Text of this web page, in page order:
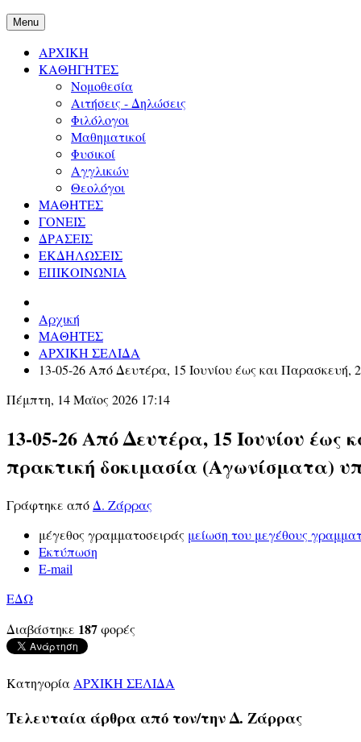
Menu
ΑΡΧΙΚΗ
ΚΑΘΗΓΗΤΕΣ
Νομοθεσία
Αιτήσεις - Δηλώσεις
Φιλόλογοι
Μαθηματικοί
Φυσικοί
Αγγλικών
Θεολόγοι
ΜΑΘΗΤΕΣ
ΓΟΝΕΙΣ
ΔΡΑΣΕΙΣ
ΕΚΔΗΛΩΣΕΙΣ
ΕΠΙΚΟΙΝΩΝΙΑ
Αρχική
ΜΑΘΗΤΕΣ
ΑΡΧΙΚΗ ΣΕΛΙΔΑ
13-05-26 Από Δευτέρα, 15 Ιουνίου έως και
Πέμπτη, 14 Μαϊος 2026 17:14
13-05-26 Από Δευτέρα, 15 Ιουνίου έως
πρακτική δοκιμασία (Αγωνίσματα)
Γράφτηκε από Δ. Ζάρρας
μέγεθος γραμματοσειράς μείωση του μεγέθους
Εκτύπωση
E-mail
ΕΔΩ
Διαβάστηκε 187φορές
Κατηγορία ΑΡΧΙΚΗ ΣΕΛΙΔΑ
Τελευταία άρθρα από τον/την Δ. Ζάρρας